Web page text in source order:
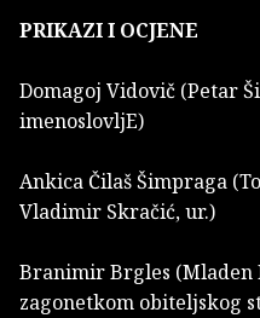
PRIKAZI I OCJENE
Domagoj Vidovič (Petar
imenoslovljE)
Ankica Čilaš Šimpraga
Vladimir Skračić, ur.)
Branimir Brgles (Mladen
zagonetkom obiteljskog